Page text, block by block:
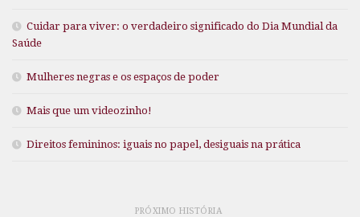
Cuidar para viver: o verdadeiro significado do Dia Mundial da
Saúde
Mulheres negras e os espaços de poder
Mais que um videozinho!
Direitos femininos: iguais no papel, desiguais na prática
PRÓXIMO HISTÓRIA